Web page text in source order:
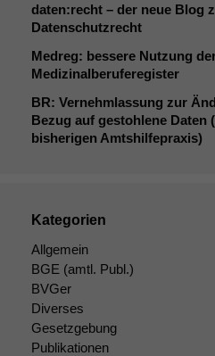
daten:recht – der neue Blog
Datenschutzrecht
Medreg: bessere Nutzung
Medizinalberuferegister
BR: Vernehmlassung zur
Bezug auf gestohlene Daten
bisherigen Amtshilfepraxis)
Kategorien
Allgemein
BGE (amtl. Publ.)
BVGer
Diverses
Gesetzgebung
Publikationen